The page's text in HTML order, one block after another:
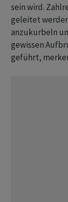
sein wird.
geleitet
anzukurbeln
gewissen
geführt,